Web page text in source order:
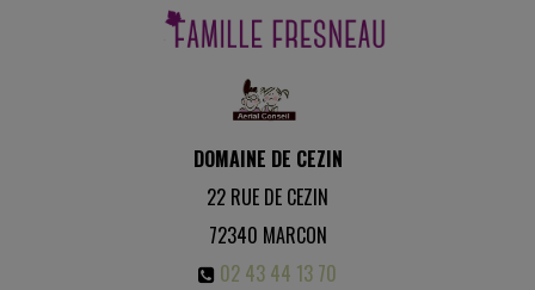
DOMAINE DE CEZIN
22 RUE DE CEZIN
72340 MARCON
02 43 44 13 70